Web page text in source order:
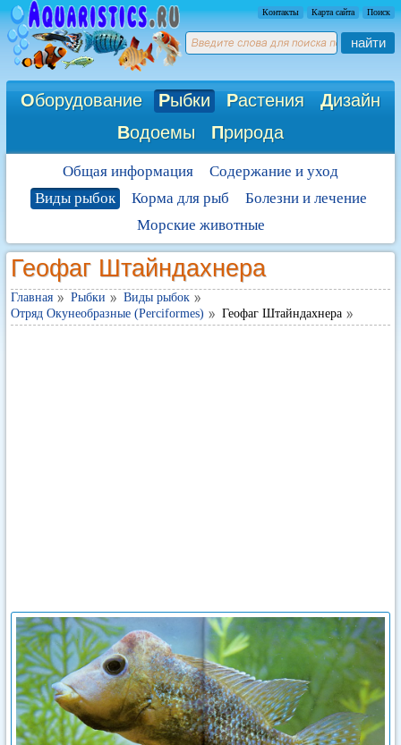
Контакты Карта сайта Поиск
найти
Оборудование Рыбки Растения Дизайн
Водоемы Природа
Общая информация
Содержание и уход
Виды рыбок
Корма для рыб
Болезни и лечение
Морские животные
Геофаг Штайндахнера
Главная Рыбки
Виды рыбок
Отряд Окунеобразные (Perciformes)
Геофаг Штайндахнера